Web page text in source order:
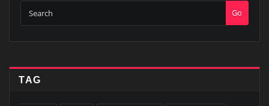
Go
TAG